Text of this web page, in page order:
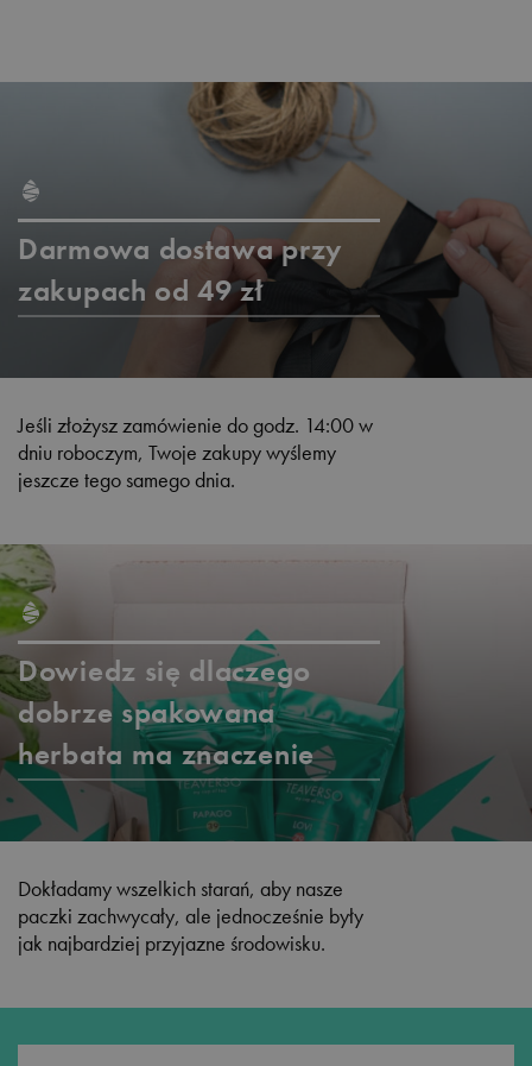
Darmowa dostawa przy
zakupach od 49 zł
Jeśli złożysz zamówienie do godz. 14:00 w
dniu roboczym, Twoje zakupy wyślemy
jeszcze tego samego dnia.
Dowiedz się dlaczego
dobrze spakowana
herbata ma znaczenie
Dokładamy wszelkich starań, aby nasze
paczki zachwycały, ale jednocześnie były
jak najbardziej przyjazne środowisku.